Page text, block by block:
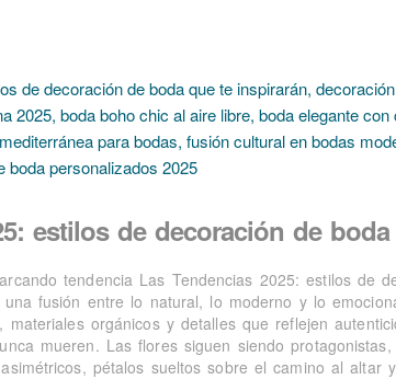
estilos de decoración de
tendencia Las Tendencias 2025: estilos de
fusión entre lo natural, lo moderno y lo
materiales orgánicos y detalles que reflejen
mueren. Las flores siguen siendo
pétalos sueltos sobre el camino al altar